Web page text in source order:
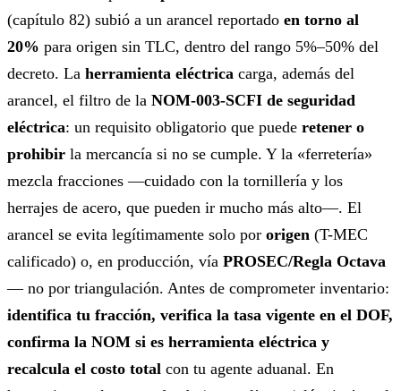
(capítulo 82) subió a un arancel reportado en torno al
20% para origen sin TLC, dentro del rango 5%–50% del
decreto. La herramienta eléctrica carga, además del
arancel, el filtro de la NOM-003-SCFI de seguridad
eléctrica: un requisito obligatorio que puede retener o
prohibir la mercancía si no se cumple. Y la «ferretería»
mezcla fracciones —cuidado con la tornillería y los
herrajes de acero, que pueden ir mucho más alto—. El
arancel se evita legítimamente solo por origen (T-MEC
calificado) o, en producción, vía PROSEC/Regla Octava
— no por triangulación. Antes de comprometer inventario:
identifica tu fracción, verifica la tasa vigente en el DOF,
confirma la NOM si es herramienta eléctrica y
recalcula el costo total con tu agente aduanal. En